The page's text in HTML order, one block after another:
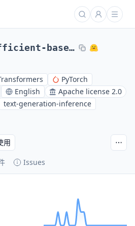
t5-efficient-base-kv128
PyTorch
English
Apache license 2.0
text-generation-inference
Issues
用